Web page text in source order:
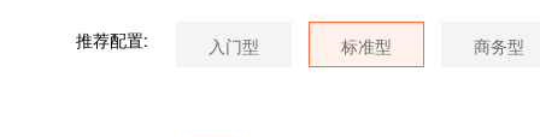
推荐配置: